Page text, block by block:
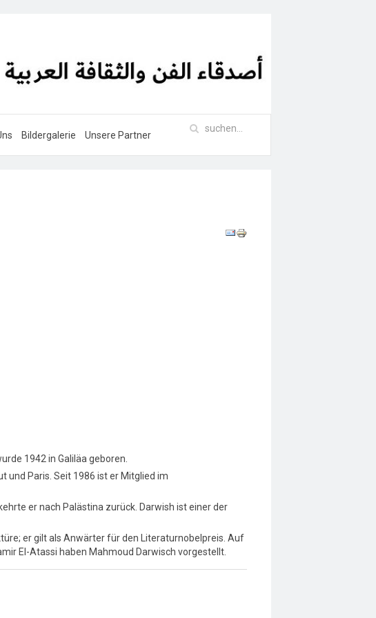
Bildergalerie Unsere Partner
1942 in Galiläa geboren.
und Paris. Seit 1986 ist er Mitglied im
er nach Palästina zurück. Darwish ist einer der
er gilt als Anwärter für den Literaturnobelpreis. Auf
El-Atassi haben Mahmoud Darwisch vorgestellt.